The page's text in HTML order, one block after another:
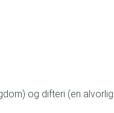
og difteri (en